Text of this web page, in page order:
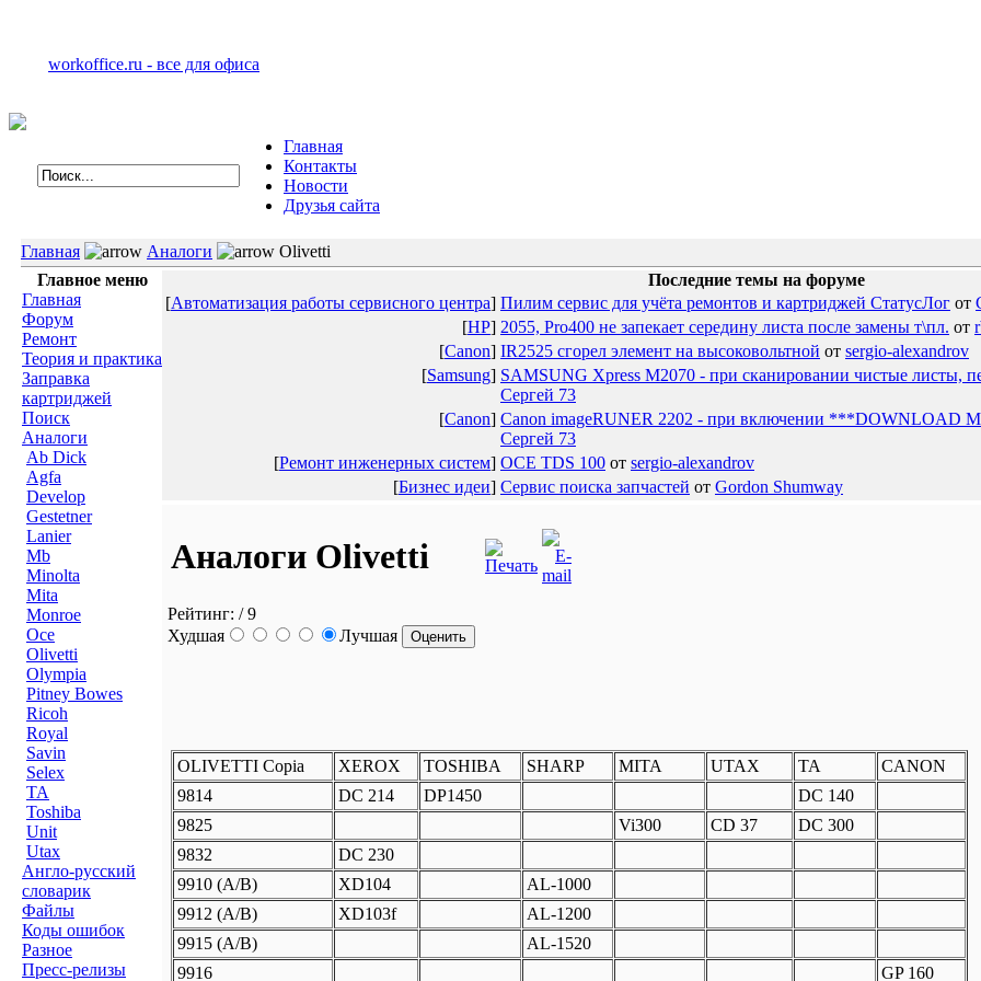
workoffice.ru - все для офиса
Главная
Контакты
Новости
Друзья сайта
Главная Аналоги Olivetti
Главное меню
Главная
Форум
Ремонт
Теория и практика
Заправка
картриджей
Поиск
Аналоги
Ab Dick
Agfa
Develop
Gestetner
Lanier
Mb
Minolta
Mita
Monroe
Oce
Olivetti
Olympia
Pitney Bowes
Ricoh
Royal
Savin
Selex
TA
Toshiba
Unit
Utax
Англо-русский
словарик
Файлы
Коды ошибок
Разное
Пресс-релизы
Последние темы на форуме
[Автоматизация работы сервисного центра] Пилим сервис для учёта ремонтов и картриджей СтатусЛог от
[HP] 2055, Pro400 не запекает середину листа после замены т\пл. от
[Canon] IR2525 сгорел элемент на высоковольтной от sergio-alexandrov
[Samsung] SAMSUNG Xpress M2070 - при сканировании чистые листы,
Сергей 73
[Canon] Canon imageRUNER 2202 - при включении ***DOWNLOAD
Сергей 73
[Ремонт инженерных систем] OCE TDS 100 от sergio-alexandrov
[Бизнес идеи] Сервис поиска запчастей от Gordon Shumway
Аналоги Olivetti
Рейтинг: / 9
Худшая
Лучшая
OLIVETTI Copia XEROX TOSHIBA SHARP MITA UTAX TA
CANON
9814
DC 214 DP1450
DC 140
9825
Vi300 CD 37
DC 300
9832
DC 230
9910 (A/B)
XD104
AL-1000
9912 (A/B)
XD103f
AL-1200
9915 (A/B)
AL-1520
9916
GP 160